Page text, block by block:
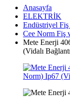
Anasayfa
ELEKTRİK
Endüstriyel
Cee Norm Fiş
Mete Enerji
(Vidalı